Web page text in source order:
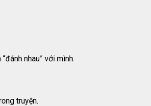
nhau” với mình.
truyện.